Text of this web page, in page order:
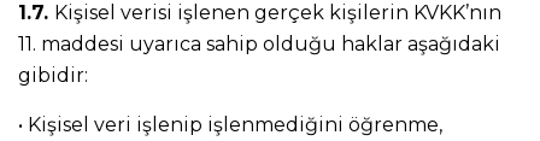
1.7. Kişisel verisi işlenen gerçek kişilerin KVKK’nın
11. maddesi uyarıca sahip olduğu haklar aşağıdaki
gibidir:
• Kişisel veri işlenip işlenmediğini öğrenme,